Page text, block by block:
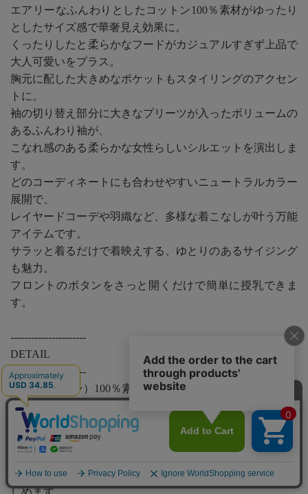
エアリーなふんわりとしたコットン100％素材がゆったり
としたサイズ感で華奢見え効果に。
くったりしたと柔らかなフードがカジュアルすぎず上品で
大人可愛いをプラス。
胸元に配した大きめなポケットもスタイリングのアクセン
トに。
袖の切り替え部分に大きなプリーツが入ったボリュームの
あるふんわり袖が、
こなれ感のある柔らかな女性らしいシルエットを演出しま
す。
どのコーディネートにも合わせやすいニュートラルカラー
展開で、
レイヤードコーデや羽織など、多様な着こなしが叶う万能
アイテムです。
サラッと着るだけで着映えする、ゆとりのあるサイジング
も魅力。
フロントのボタンをさっと開くだけで簡単に授乳できま
す。
----------------------
DETAIL
----------------------
●綿（コットン）100％素材で、ママにも赤ちゃんにも優し
い。
●ゆったりしたサイジングで体型カバー力も◎。
●くったりしたと柔らかなフードが上品でフォーマルにも
●レイヤードコーデや羽織など、着こなしのアレンジが楽